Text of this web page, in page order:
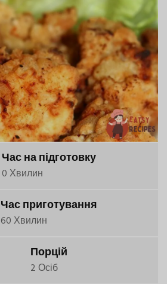
Час на підготовку
0 Хвилин
Час приготування
60 Хвилин
Порцій
2 Осіб